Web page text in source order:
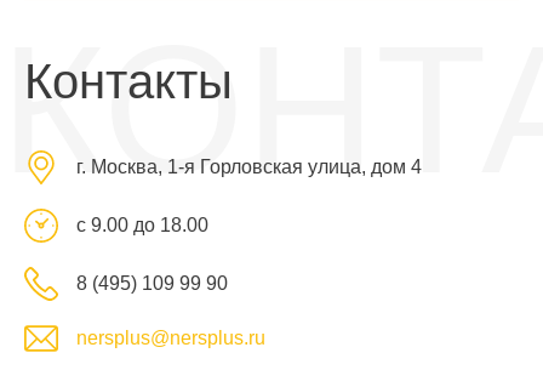
Контакты
г. Москва, 1-я Горловская улица, дом 4
с 9.00 до 18.00
8 (495) 109 99 90
nersplus@nersplus.ru